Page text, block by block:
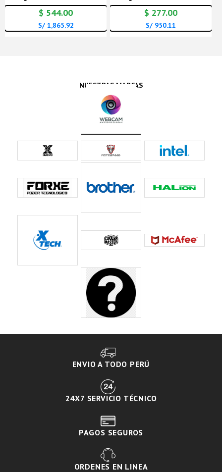
$ 544.00
S/ 1,865.92
$ 277.00
S/ 950.11
NUESTRAS MARCAS
ENVIO A TODO PERÚ
24X7 SERVICIO TÉCNICO
PAGOS SEGUROS
ORDENES EN LINEA